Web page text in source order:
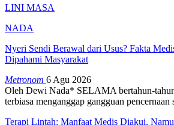
LINI MASA
NADA
Nyeri Sendi Berawal dari Usus? Fakta
Dipahami Masyarakat
Metronom 6 Agu 2026
Oleh Dewi Nada* SELAMA bertahun-
terbiasa menganggap gangguan pencernaan
Terapi Lintah: Manfaat Medis Diakui,